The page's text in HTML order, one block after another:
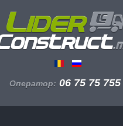
Оператор: 06 75 75 755